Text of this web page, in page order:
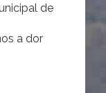
de
a dor